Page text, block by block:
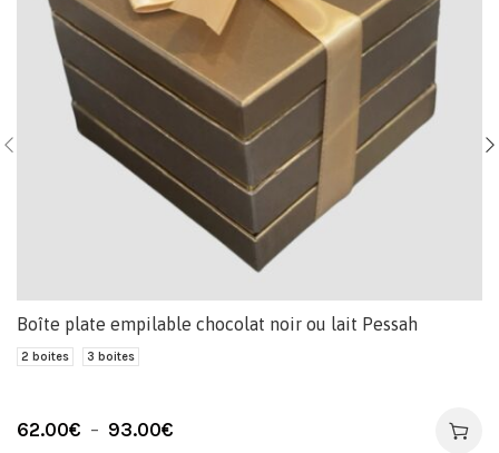
Boîte plate empilable chocolat noir ou lait Pessah
2 boites 3 boites
62.00€ – 93.00€